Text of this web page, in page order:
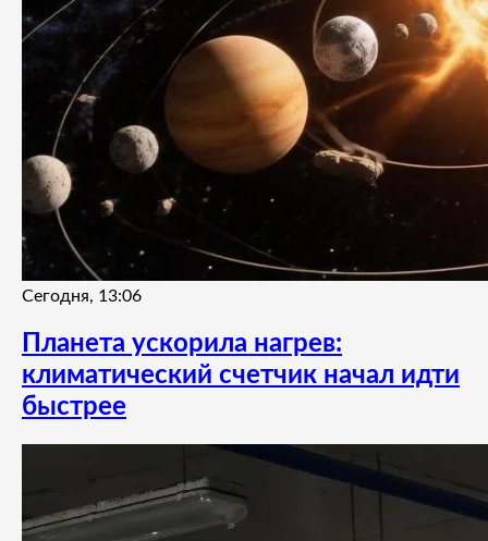
Сегодня, 13:06
Планета ускорила нагрев:
климатический счетчик начал идти
быстрее